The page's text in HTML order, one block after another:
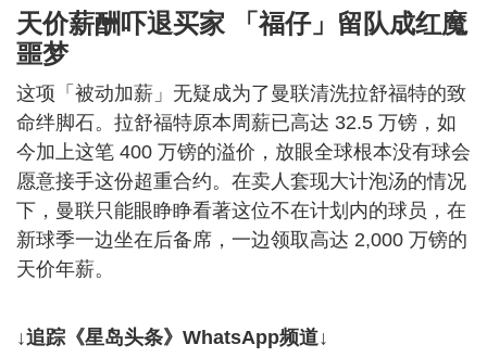
天价薪酬吓退买家 「福仔」留队成红魔
噩梦
这项「被动加薪」无疑成为了曼联清洗拉舒福特的致
命绊脚石。拉舒福特原本周薪已高达 32.5 万镑，如
今加上这笔 400 万镑的溢价，放眼全球根本没有球会
愿意接手这份超重合约。在卖人套现大计泡汤的情况
下，曼联只能眼睁睁看著这位不在计划内的球员，在
新球季一边坐在后备席，一边领取高达 2,000 万镑的
天价年薪。
↓追踪《星岛头条》WhatsApp频道↓